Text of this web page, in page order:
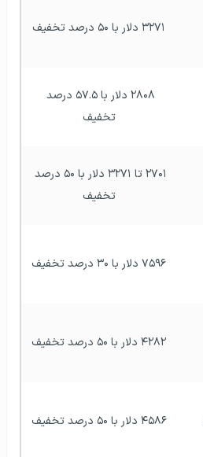
۳۲۷۱ دلار با ۵۰ درصد تخفیف
تخفیف
تخفیف
۷۵۹۶ دلار با ۳۰ درصد تخفیف
۴۲۸۲ دلار با ۵۰ درصد تخفیف
۴۵۸۶ دلار با ۵۰ درصد تخفیف